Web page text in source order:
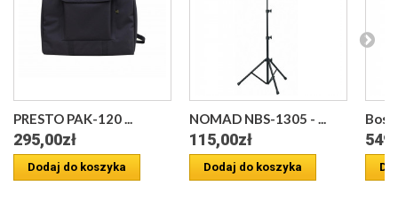
PRESTO PAK-120 ...
295,00zł
Dodaj do koszyka
NOMAD NBS-1305 - ...
115,00zł
Dodaj do koszyka